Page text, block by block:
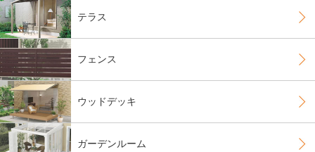
テラス
フェンス
ウッドデッキ
ガーデンルーム